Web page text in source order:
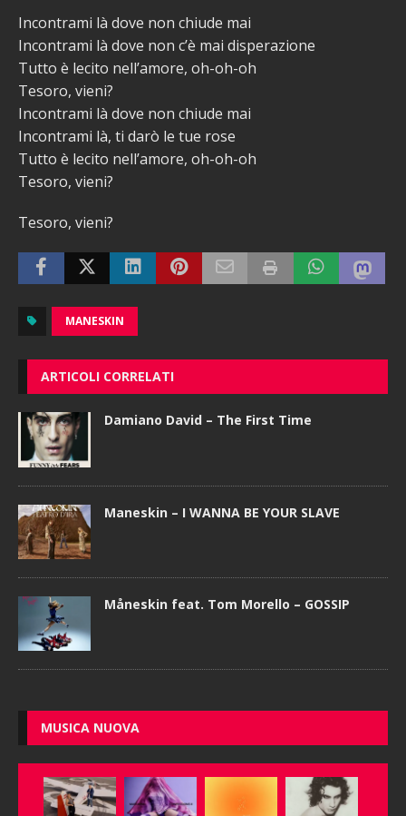
Incontrami là dove non chiude mai
Incontrami là dove non c’è mai disperazione
Tutto è lecito nell’amore, oh-oh-oh
Tesoro, vieni?
Incontrami là dove non chiude mai
Incontrami là, ti darò le tue rose
Tutto è lecito nell’amore, oh-oh-oh
Tesoro, vieni?
Tesoro, vieni?
MANESKIN
ARTICOLI CORRELATI
Damiano David – The First Time
Maneskin – I WANNA BE YOUR SLAVE
Måneskin feat. Tom Morello – GOSSIP
MUSICA NUOVA